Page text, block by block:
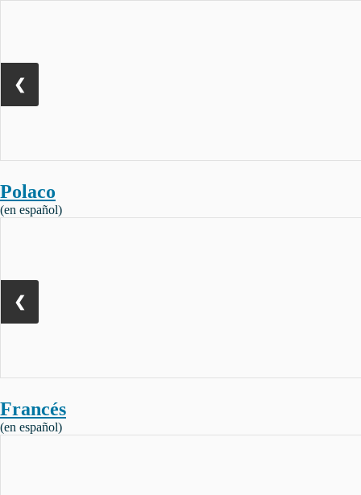
❮
Polaco
(en español)
❮
Francés
(en español)